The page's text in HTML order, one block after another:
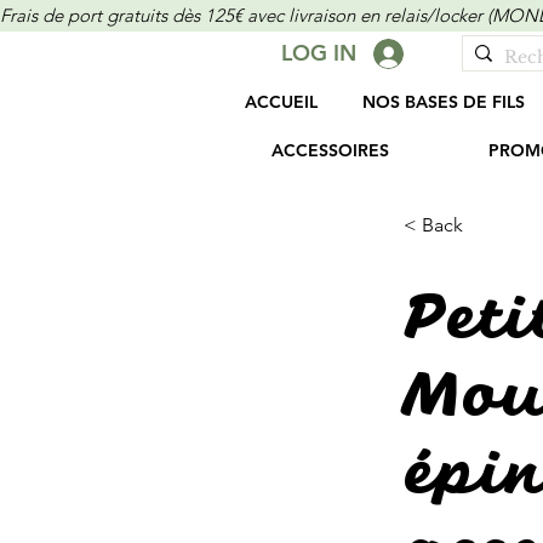
Frais de port gratuits dès 125€ avec livraison en relais/locker
LOG IN
ACCUEIL NOS BASES DE FILS
ACCESSOIRES
< Back